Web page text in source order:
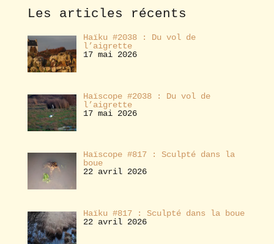
eLes articles récents
Haïku #2038 : Du vol de
l’aigrette
17 mai 2026
Haïscope #2038 : Du vol de
l’aigrette
17 mai 2026
Haïscope #817 : Sculpté dans la
boue
22 avril 2026
Haïku #817 : Sculpté dans la boue
22 avril 2026